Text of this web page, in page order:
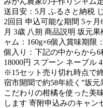
送目安：5月 ふるさと納税
2回目 申込可能な期間 5ヶ
月 3歳 八朔 商品説明 坂元
ャム：160g×6個入賞味期限
個入り：下記の中からから
18000円 スプーン ネーブル
※15セット売り切れ時点で
宿市開聞で約58年続く”坂
こだわりの柑橘を使った美
します 寄附申込みのキャン